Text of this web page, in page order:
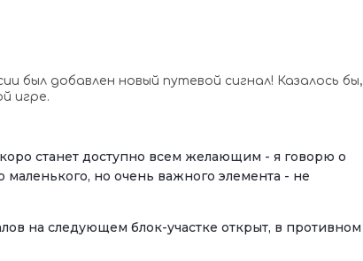
был добавлен новый путевой сигнал! Казалось бы,
игре.
станет доступно всем желающим - я говорю о
маленького, но очень важного элемента - не
на следующем блок-участке открыт, в противном